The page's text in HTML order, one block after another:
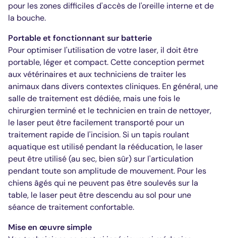
pour les zones difficiles d'accès de l'oreille interne et de
la bouche.
Portable et fonctionnant sur batterie
Pour optimiser l'utilisation de votre laser, il doit être
portable, léger et compact. Cette conception permet
aux vétérinaires et aux techniciens de traiter les
animaux dans divers contextes cliniques. En général, une
salle de traitement est dédiée, mais une fois le
chirurgien terminé et le technicien en train de nettoyer,
le laser peut être facilement transporté pour un
traitement rapide de l'incision. Si un tapis roulant
aquatique est utilisé pendant la rééducation, le laser
peut être utilisé (au sec, bien sûr) sur l'articulation
pendant toute son amplitude de mouvement. Pour les
chiens âgés qui ne peuvent pas être soulevés sur la
table, le laser peut être descendu au sol pour une
séance de traitement confortable.
Mise en œuvre simple